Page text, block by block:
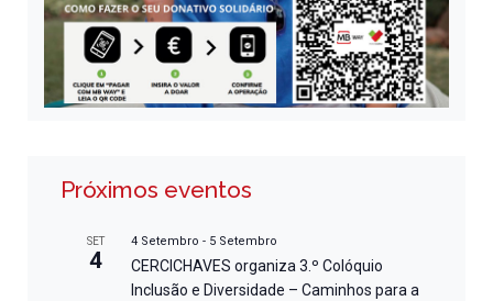
Próximos eventos
SET
4
4 Setembro - 5 Setembro
CERCICHAVES organiza 3.º Colóquio
Inclusão e Diversidade – Caminhos para a